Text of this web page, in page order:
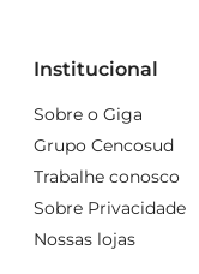
Institucional
Sobre o Giga
Grupo Cencosud
Trabalhe conosco
Sobre Privacidade
Nossas lojas